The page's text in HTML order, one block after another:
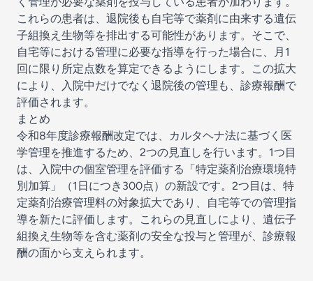
これらの患者は、退院後も自宅等で薬剤に由来する遺伝
子組換え生物等を排出する可能性があります。そこで、
自宅等における管理に必要な指導を行った場合に、月1
回に限り所定点数を算定できるようにします。この拡大
により、入院中だけでなく退院後の管理も、診療報酬で
評価されます。
まとめ
令和8年度診療報酬改定では、カルタヘナ法に基づく医
学管理を推進するため、2つの見直しを行います。1つ目
は、入院中の個室管理を評価する「特定薬剤治療環境特
別加算」（1日につき300点）の新設です。2つ目は、特
定薬剤治療管理料の対象拡大であり、自宅等での管理指
導を新たに評価します。これらの見直しにより、遺伝子
組換え生物等を含む薬剤の安全な投与と管理が、診療報
酬の面から支えられます。